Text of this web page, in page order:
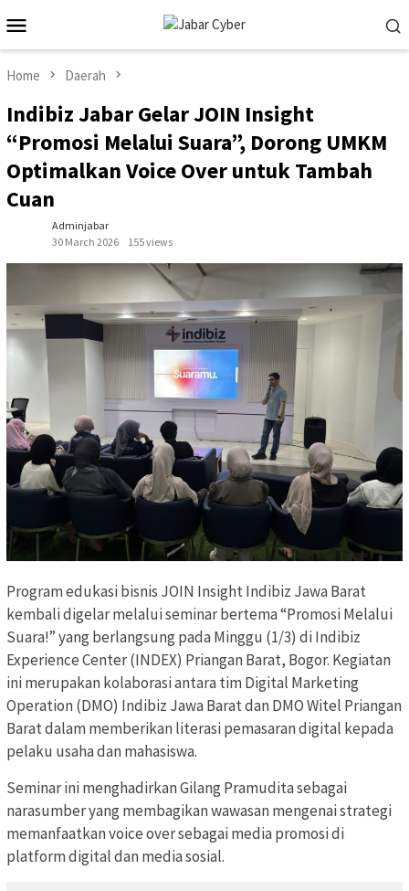
to
contentMenu
Home Daerah
Indibiz Jabar Gelar JOIN Insight
“Promosi Melalui Suara”, Dorong UMKM
Optimalkan Voice Over untuk Tambah
Cuan
Adminjabar
30 March 2026
155 views
Program edukasi bisnis JOIN Insight Indibiz Jawa Barat
kembali digelar melalui seminar bertema “Promosi Melalui
Suara!” yang berlangsung pada Minggu (1/3) di Indibiz
Experience Center (INDEX) Priangan Barat, Bogor. Kegiatan
ini merupakan kolaborasi antara tim Digital Marketing
Operation (DMO) Indibiz Jawa Barat dan DMO Witel Priangan
Barat dalam memberikan literasi pemasaran digital kepada
pelaku usaha dan mahasiswa.
Seminar ini menghadirkan Gilang Pramudita sebagai
narasumber yang membagikan wawasan mengenai strategi
memanfaatkan voice over sebagai media promosi di
platform digital dan media sosial.